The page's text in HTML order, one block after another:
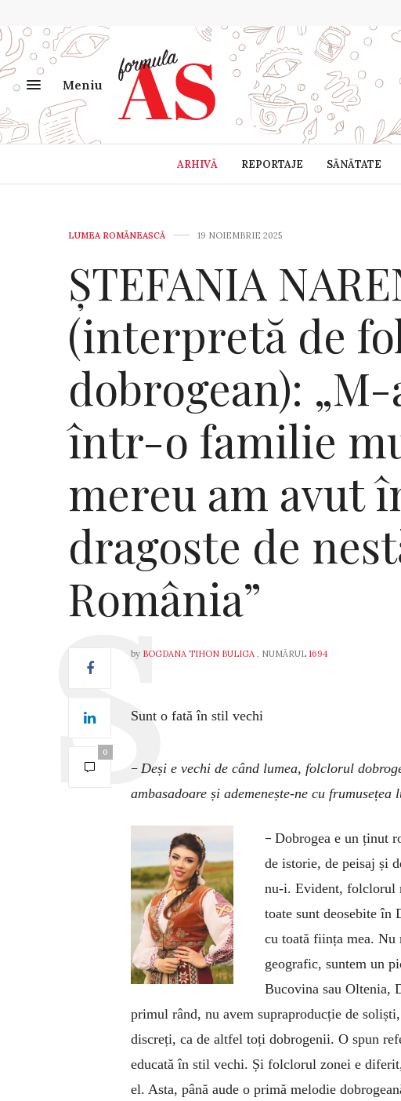
Meniu
ARHIVĂ REPORTAJE SĂNĂTATE
LUMEA ROMÂNEASCĂ 19 NOIEMBRIE 2025
ȘTEFANIA
(interpretă de
dobrogean):
într-o familie
mereu am avut
dragoste de
România”
0
by BOGDANA TIHON BULIGA , NUMĂRUL 1694
Sunt o fată în stil vechi
– Deși e vechi de când lumea, folclorul
ambasadoare și ademenește-ne cu frumusețea
– Dobrogea e un ținut
de istorie, de peisaj și
nu-i. Evident, folclorul
toate sunt deosebite în
cu toată ființa mea.
geografic, suntem un
Bucovina sau Oltenia,
primul rând, nu avem supraproducție de
discreți, ca de altfel toți dobrogenii. O spun
educată în stil vechi. Și folclorul zonei e
el. Asta, până aude o primă melodie